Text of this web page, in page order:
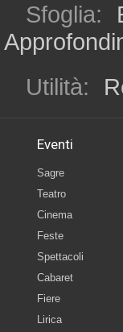
Sfoglia:
Utilità:
Eventi
Sagre
Teatro
Cinema
Feste
Spettacoli
Cabaret
Fiere
Lirica